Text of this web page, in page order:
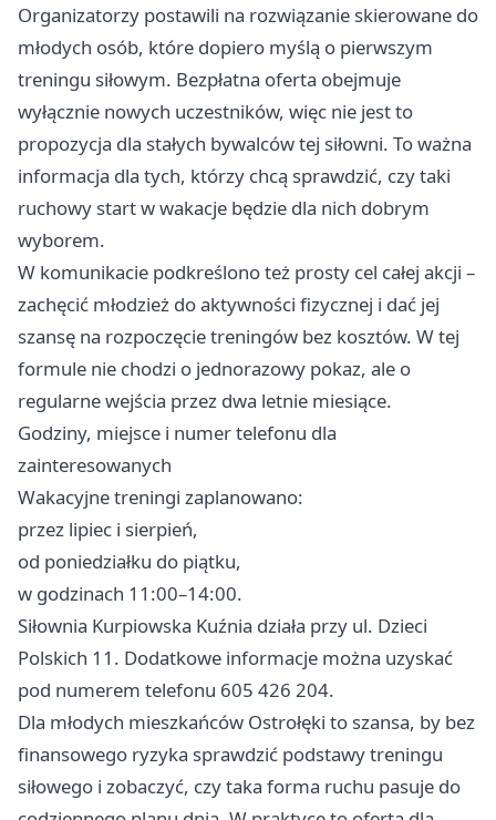
Organizatorzy postawili na rozwiązanie skierowane do
młodych osób, które dopiero myślą o pierwszym
treningu siłowym. Bezpłatna oferta obejmuje
wyłącznie nowych uczestników, więc nie jest to
propozycja dla stałych bywalców tej siłowni. To ważna
informacja dla tych, którzy chcą sprawdzić, czy taki
ruchowy start w wakacje będzie dla nich dobrym
wyborem.
W komunikacie podkreślono też prosty cel całej akcji –
zachęcić młodzież do aktywności fizycznej i dać jej
szansę na rozpoczęcie treningów bez kosztów. W tej
formule nie chodzi o jednorazowy pokaz, ale o
regularne wejścia przez dwa letnie miesiące.
Godziny, miejsce i numer telefonu dla
zainteresowanych
Wakacyjne treningi zaplanowano:
przez lipiec i sierpień,
od poniedziałku do piątku,
w godzinach 11:00–14:00.
Siłownia Kurpiowska Kuźnia działa przy ul. Dzieci
Polskich 11. Dodatkowe informacje można uzyskać
pod numerem telefonu 605 426 204.
Dla młodych mieszkańców Ostrołęki to szansa, by bez
finansowego ryzyka sprawdzić podstawy treningu
siłowego i zobaczyć, czy taka forma ruchu pasuje do